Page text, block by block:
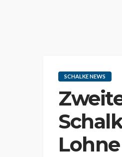
SCHALKE NEWS
Lohne